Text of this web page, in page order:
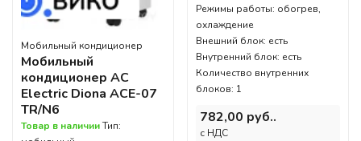
Мобильный кондиционер
Мобильный
кондиционер AC
Electric Diona ACE-07
TR/N6
Товар в наличииТип:
Режимы работы: обогрев,
охлаждение
Внешний блок: есть
Внутренний блок: есть
Количество внутренних
блоков: 1
782,00 руб..
c НДС